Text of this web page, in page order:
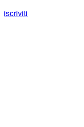
iscriviti